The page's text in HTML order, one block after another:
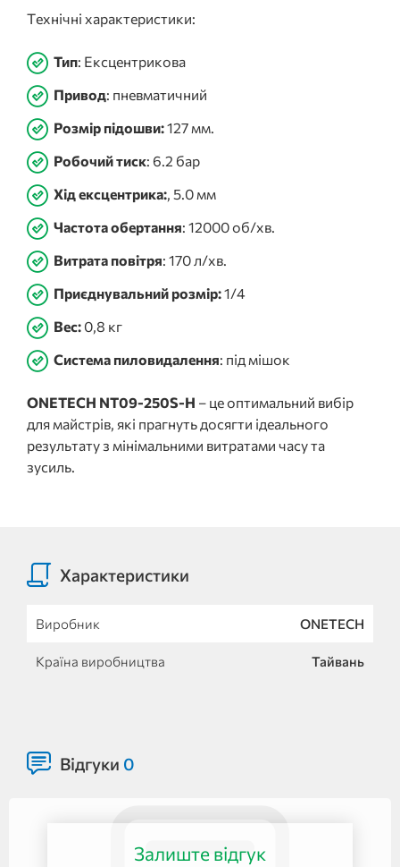
Технічні характеристики:
Тип: Ексцентрикова
Привод: пневматичний
Розмір підошви:127 мм.
Робочий тиск: 6.2 бар
Хід ексцентрика:, 5.0 мм
Частота обертання: 12000 об/хв.
Витрата повітря: 170 л/хв.
Приєднувальний розмір:1/4
Вес: 0,8 кг
Система пиловидалення: під мішок
ONETECH NT09-250S-H – це оптимальний вибір
для майстрів, які прагнуть досягти ідеального
результату з мінімальними витратами часу та
зусиль.
Характеристики
Виробник ONETECH
Країна виробництва Тайвань
Відгуки 0
Залиште відгук